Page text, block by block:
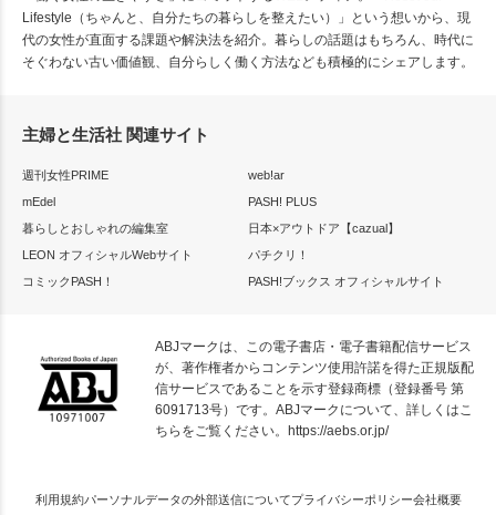
Lifestyle（ちゃんと、自分たちの暮らしを整えたい）」という想いから、現
代の女性が直面する課題や解決法を紹介。暮らしの話題はもちろん、時代に
そぐわない古い価値観、自分らしく働く方法なども積極的にシェアします。
主婦と生活社 関連サイト
週刊女性PRIME
web!ar
mEdel
PASH! PLUS
暮らしとおしゃれの編集室
日本×アウトドア【cazual】
LEON オフィシャルWebサイト
パチクリ！
コミックPASH！
PASH!ブックス オフィシャルサイト
ABJマークは、この電子書店・電子書籍配信サービス
が、著作権者からコンテンツ使用許諾を得た正規版配
信サービスであることを示す登録商標（登録番号 第
6091713号）です。ABJマークについて、詳しくはこ
ちらをご覧ください。 https://aebs.or.jp/
利用規約パーソナルデータの外部送信についてプライバシーポリシー会社概要